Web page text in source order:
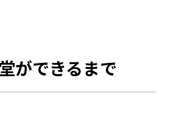
ができるまで